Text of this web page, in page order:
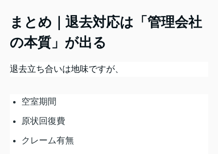
まとめ｜退去対応は「管理会社
の本質」が出る
退去立ち合いは地味ですが、
空室期間
原状回復費
クレーム有無